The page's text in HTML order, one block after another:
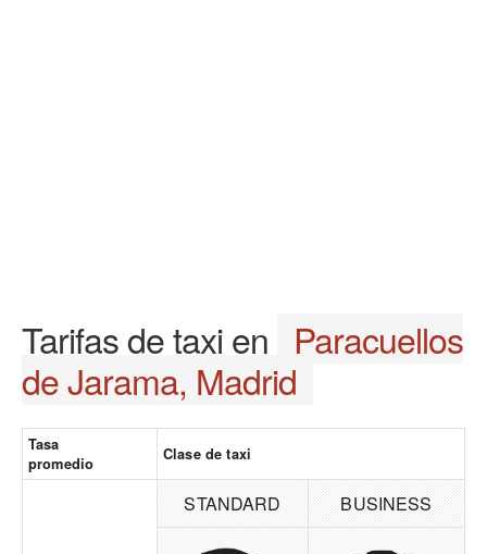
Tarifas de taxi en Paracuellos
de Jarama, Madrid
Tasa
promedio
Clase de taxi
STANDARD BUSINESS